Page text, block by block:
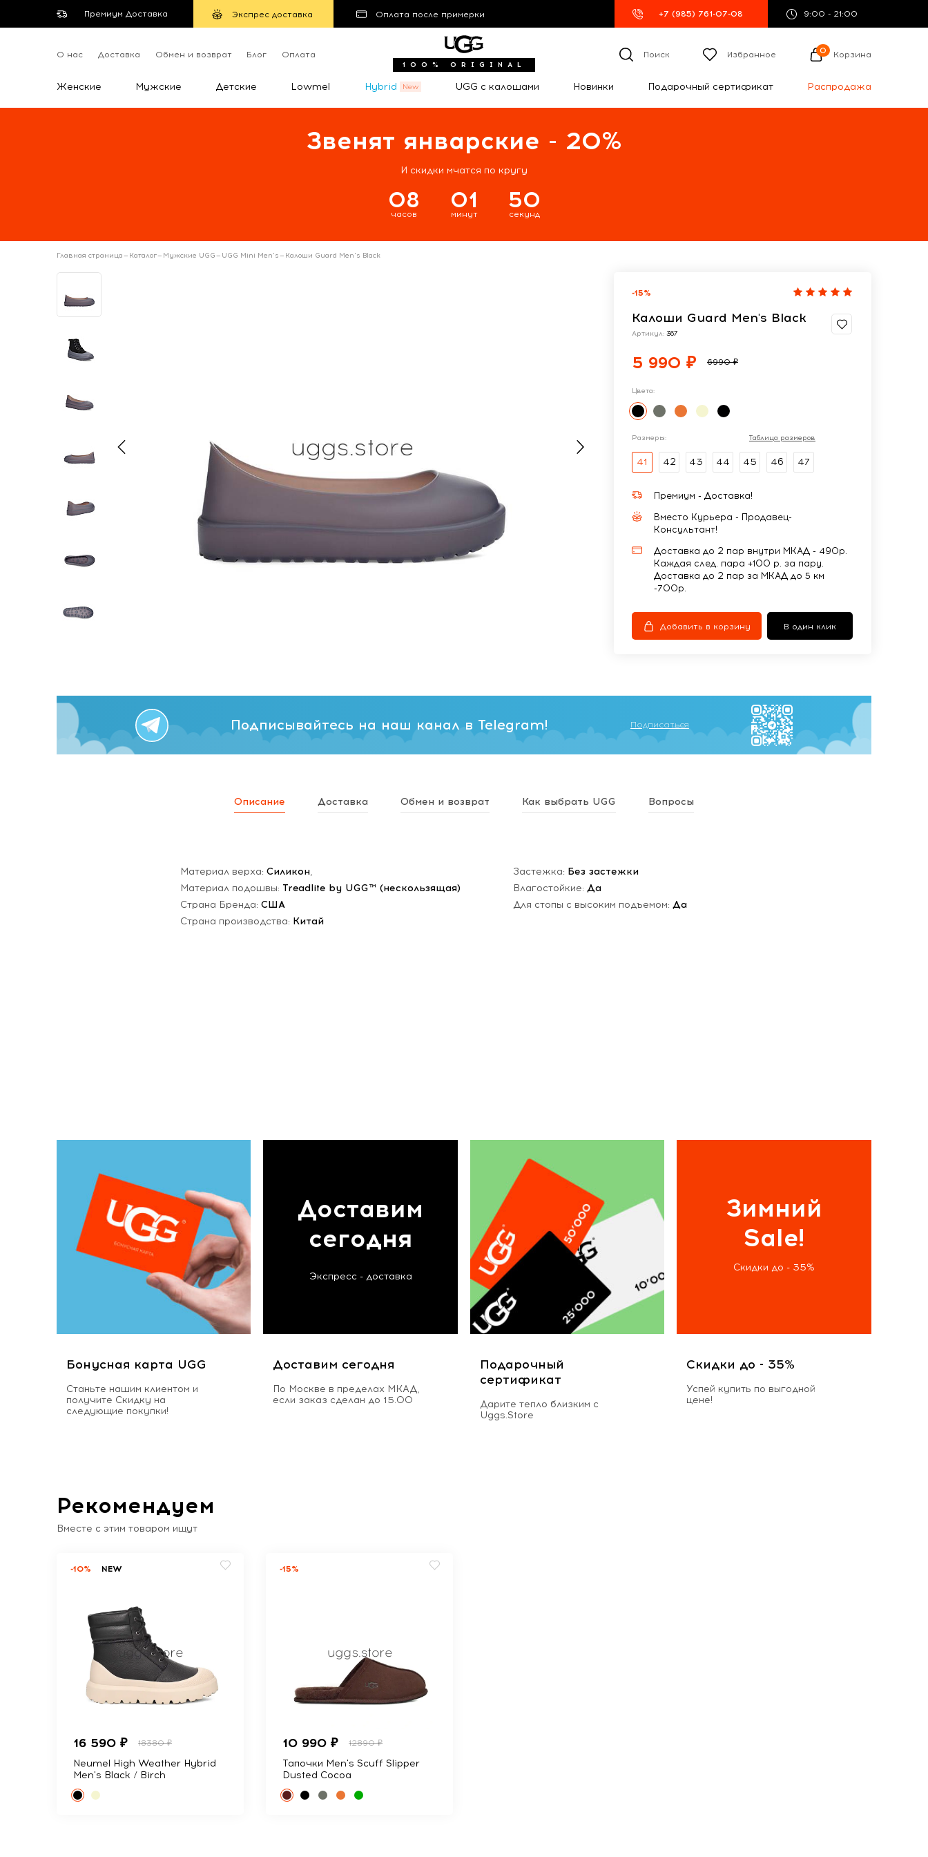
Премиум Доставка Экспрес доставка Оплата после примерки +7 (985) 761-07-08 9:00 - 21:00
О нас Доставка Обмен и возврат Блог Оплата
100% ORIGINAL
Поиск Избранное 0 Корзина
Женские Мужские Детские Lowmel Hybrid UGG с калошами Новинки Подарочный сертификат Распродажа
Звенят январские - 20%
И скидки мчатся по кругу
08
часов
01
минут
49
секунд
Главная страница— Каталог— Мужские UGG— UGG Mini Men's— Калоши Guard Men's Black
-15%
Калоши Guard Men's Black
Артикул: 367
5 990 ₽ 6990 ₽
Цвета:
Размеры: Таблица размеров
41 42 43 44 45 46 47
Премиум - Доставка!
Вместо Курьера - Продавец-
Консультант!
Доставка до 2 пар внутри МКАД - 490р.
Каждая след. пара +100 р. за пару.
Доставка до 2 пар за МКАД до 5 км
-700р.
Добавить в корзину В один клик
Подписывайтесь на наш канал в Telegram! Подписаться
Описание Доставка Обмен и возврат Как выбрать UGG Вопросы
Материал верха: Силикон,
Материал подошвы: Treadlite by UGG™ (нескользящая)
Страна Бренда: США
Страна производства: Китай
Застежка: Без застежки
Влагостойкие: Да
Для стопы с высоким подъемом: Да
Бонусная карта UGG
Станьте нашим клиентом и
получите Скидку на
следующие покупки!
Доставим
сегодня
Экспресс - доставка
Доставим сегодня
По Москве в пределах МКАД,
если заказ сделан до 15.00
Подарочный
сертификат
Дарите тепло близким с
Uggs.Store
Зимний
Sale!
Скидки до - 35%
Скидки до - 35%
Успей купить по выгодной
цене!
Рекомендуем
Вместе с этим товаром ищут
-10% NEW
16 590 ₽ 18380 ₽
Neumel High Weather Hybrid
Men's Black / Birch
-15%
10 990 ₽ 12890 ₽
Тапочки Men's Scuff Slipper
Dusted Cocoa